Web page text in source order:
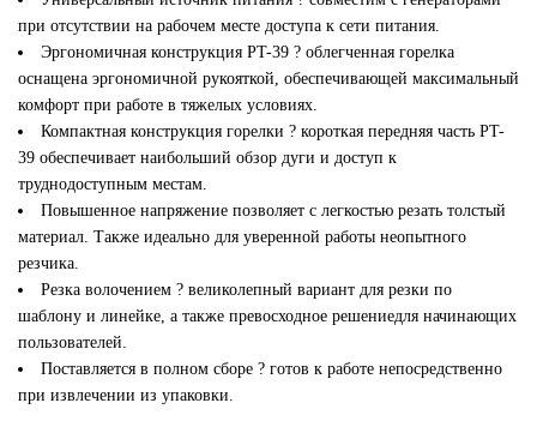
при отсутствии на рабочем месте доступа к сети питания.
Эргономичная конструкция PT-39 ? облегченная горелка
оснащена эргономичной рукояткой, обеспечивающей максимальный
комфорт при работе в тяжелых условиях.
Компактная конструкция горелки ? короткая передняя часть PT-
39 обеспечивает наибольший обзор дуги и доступ к
труднодоступным местам.
Повышенное напряжение позволяет с легкостью резать толстый
материал. Также идеально для уверенной работы неопытного
резчика.
Резка волочением ? великолепный вариант для резки по
шаблону и линейке, а также превосходное решениедля начинающих
пользователей.
Поставляется в полном сборе ? готов к работе непосредственно
при извлечении из упаковки.